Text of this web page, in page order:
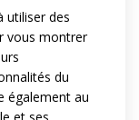
utiliser des
vous montrer
du
également au
mois